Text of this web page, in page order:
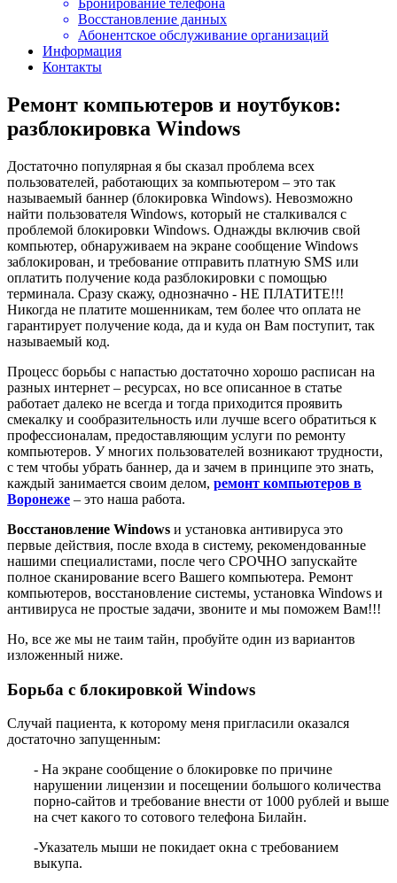
Бронирование телефона
Восстановление данных
Абонентское обслуживание организаций
Информация
Контакты
Ремонт компьютеров и ноутбуков:
разблокировка Windows
Достаточно популярная я бы сказал проблема всех
пользователей, работающих за компьютером – это так
называемый баннер (блокировка Windows). Невозможно
найти пользователя Windows, который не сталкивался с
проблемой блокировки Windows. Однажды включив свой
компьютер, обнаруживаем на экране сообщение Windows
заблокирован, и требование отправить платную SMS или
оплатить получение кода разблокировки с помощью
терминала. Сразу скажу, однозначно - НЕ ПЛАТИТЕ!!!
Никогда не платите мошенникам, тем более что оплата не
гарантирует получение кода, да и куда он Вам поступит, так
называемый код.
Процесс борьбы с напастью достаточно хорошо расписан на
разных интернет – ресурсах, но все описанное в статье
работает далеко не всегда и тогда приходится проявить
смекалку и сообразительность или лучше всего обратиться к
профессионалам, предоставляющим услуги по ремонту
компьютеров. У многих пользователей возникают трудности,
с тем чтобы убрать баннер, да и зачем в принципе это знать,
каждый занимается своим делом, ремонт компьютеров в
Воронеже – это наша работа.
Восстановление Windows и установка антивируса это
первые действия, после входа в систему, рекомендованные
нашими специалистами, после чего СРОЧНО запускайте
полное сканирование всего Вашего компьютера. Ремонт
компьютеров, восстановление системы, установка Windows и
антивируса не простые задачи, звоните и мы поможем Вам!!!
Но, все же мы не таим тайн, пробуйте один из вариантов
изложенный ниже.
Борьба с блокировкой Windows
Случай пациента, к которому меня пригласили оказался
достаточно запущенным:
- На экране сообщение о блокировке по причине
нарушении лицензии и посещении большого количества
порно-сайтов и требование внести от 1000 рублей и выше
на счет какого то сотового телефона Билайн.
-Указатель мыши не покидает окна с требованием
выкупа.